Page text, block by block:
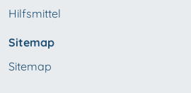
Hilfsmittel
Sitemap
Sitemap